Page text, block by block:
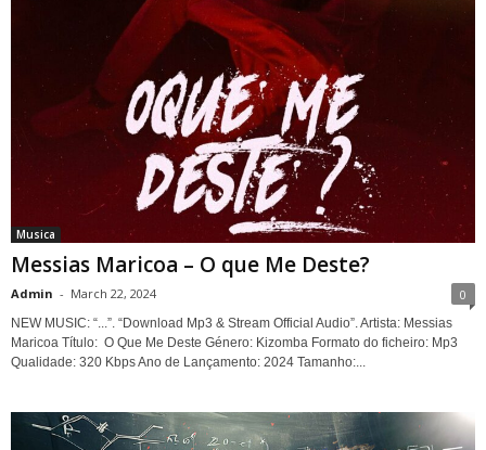
Musica
Messias Maricoa – O que Me Deste?
Admin - March 22, 2024 0
NEW MUSIC: “...”. “Download Mp3 & Stream Official Audio”. Artista: Messias
Maricoa Título: O Que Me Deste Género: Kizomba Formato do ficheiro: Mp3
Qualidade: 320 Kbps Ano de Lançamento: 2024 Tamanho:...